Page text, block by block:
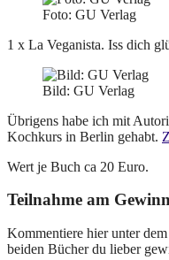
Foto: GU Verlag
1 x La Veganista. Iss dich
Bild: GU Verlag
Übrigens habe ich mit
Kochkurs in Berlin gehabt.
Wert je Buch ca 20 Euro.
Teilnahme am
Kommentiere hier unter
beiden Bücher du lieber